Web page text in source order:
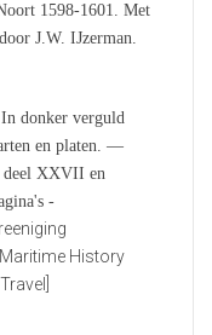
1598-1601. Met
J.W. IJzerman.
donker verguld
en platen. —
deel XXVII en
-
History